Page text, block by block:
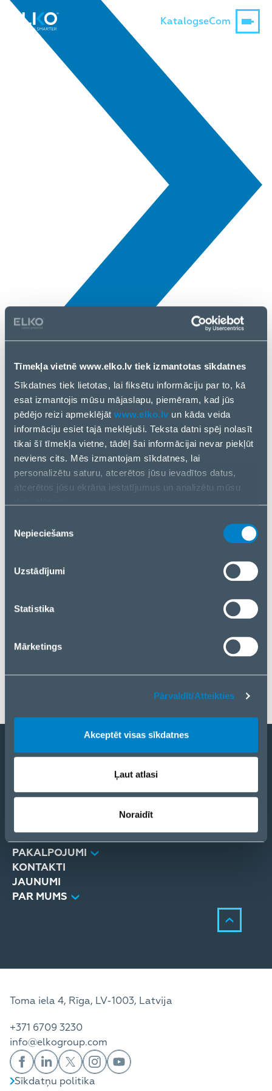
Tīmekļa vietnē www.elko.lv tiek izmantotas sīkdatnes
Sīkdatnes tiek lietotas, lai fiksētu informāciju par to, kā
esat izmantojis mūsu mājaslapu, piemēram, kad jūs
pēdējo reizi apmeklējāt www.elko.lv un kāda veida
informāciju esiet tajā meklējuši. Teksta datni spēj nolasīt
tikai šī tīmekļa vietne, tādēļ šai informācijai nevar piekļūt
neviens cits. Mēs izmantojam sīkdatnes, lai
personalizētu saturu, atcerētos jūsu ievadītos datus,
atcerētos jūsu ekrāna iestatījumus un analizētu mūsu
kopīgojam ar saviem sociālās saziņas līdzekļu,
reklamēšanas un analīzes partneriem. Ja piekrītat, lūdzu,
pārvaldīt savu izvēli vai atteikties no sīkdatnēm, lūdzu,
izvēle
Nepieciešams
Uzstādījumi
Statistika
Mārketings
Pārvaldīt/Atteikties
Akceptēt visas sīkdatnes
Ļaut atlasi
Noraidīt
KatalogseCom
5 Apr., 2025
Milestone
Katalogs
RISINĀJUMI
PAKALPOJUMI
KONTAKTI
JAUNUMI
PAR MUMS
Toma iela 4, Rīga, LV-1003, Latvija
+371 6709 3230
info@elkogroup.com
Sīkdatņu politika